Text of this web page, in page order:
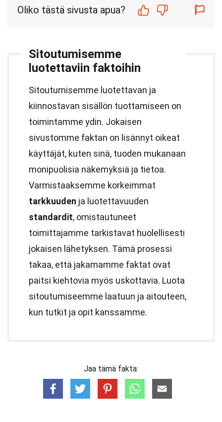
Oliko tästä sivusta apua?
Sitoutumisemme
luotettaviin faktoihin
Sitoutumisemme luotettavan ja
kiinnostavan sisällön tuottamiseen on
toimintamme ydin. Jokaisen
sivustomme faktan on lisännyt oikeat
käyttäjät, kuten sinä, tuoden mukanaan
monipuolisia näkemyksiä ja tietoa.
Varmistaaksemme korkeimmat
tarkkuuden ja luotettavuuden
standardit, omistautuneet
toimittajamme tarkistavat huolellisesti
jokaisen lähetyksen. Tämä prosessi
takaa, että jakamamme faktat ovat
paitsi kiehtovia myös uskottavia. Luota
sitoutumiseemme laatuun ja aitouteen,
kun tutkit ja opit kanssamme.
Jaa tämä fakta: